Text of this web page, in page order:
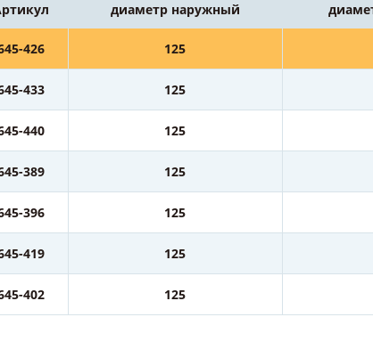
диаметр наружный
426 125
433 125
440 125
389 125
396 125
419 125
402 125